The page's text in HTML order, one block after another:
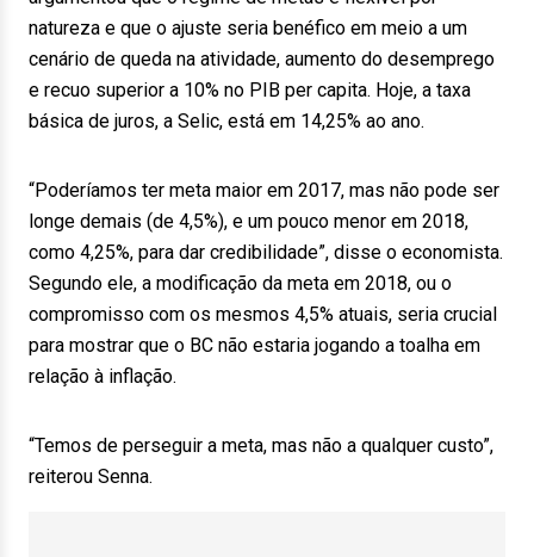
natureza e que o ajuste seria benéfico em meio a um
cenário de queda na atividade, aumento do desemprego
e recuo superior a 10% no PIB per capita. Hoje, a taxa
básica de juros, a Selic, está em 14,25% ao ano.
“Poderíamos ter meta maior em 2017, mas não pode ser
longe demais (de 4,5%), e um pouco menor em 2018,
como 4,25%, para dar credibilidade”, disse o economista.
Segundo ele, a modificação da meta em 2018, ou o
compromisso com os mesmos 4,5% atuais, seria crucial
para mostrar que o BC não estaria jogando a toalha em
relação à inflação.
“Temos de perseguir a meta, mas não a qualquer custo”,
reiterou Senna.